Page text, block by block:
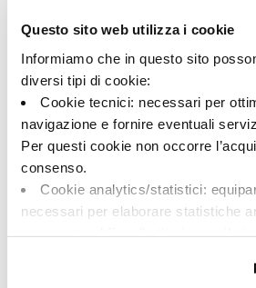
Questo sito web utilizza i cookie
Informiamo che in questo sito
diversi tipi di cookie:
Cookie tecnici: necessari per
navigazione e fornire eventuali
Per questi cookie non occorre
consenso.
Cookie analytics/statistici:
necessari per elaborare statistiche
Cookie di profilazione/
LEONARDO